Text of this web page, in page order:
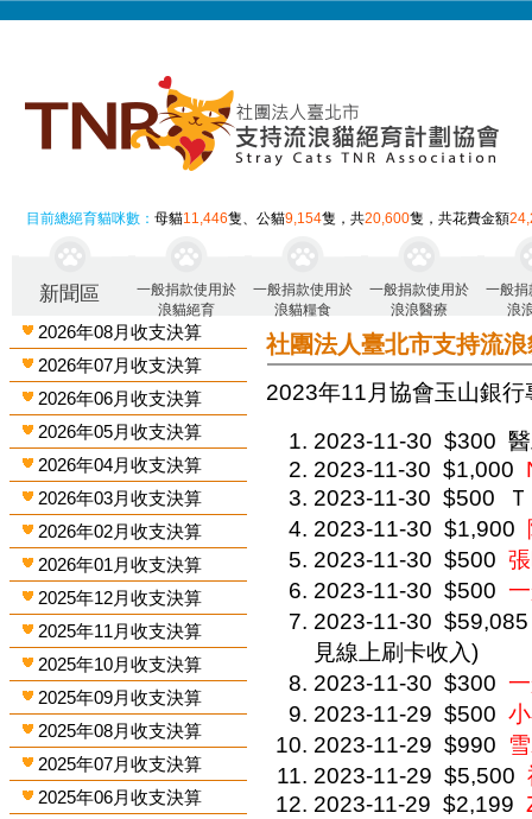
目前總絕育貓咪數：母貓11,446隻、公貓9,154隻，共20,600隻，共花費金額
新聞區
一般捐款使用於
浪貓絕育
一般捐款使用於
浪貓糧食
一般捐款使用於
浪浪醫療
一般捐
浪
2026年08月收支決算
2026年07月收支決算
2026年06月收支決算
2026年05月收支決算
2026年04月收支決算
2026年03月收支決算
2026年02月收支決算
2026年01月收支決算
2025年12月收支決算
2025年11月收支決算
2025年10月收支決算
2025年09月收支決算
2025年08月收支決算
2025年07月收支決算
2025年06月收支決算
社團法人臺北市支持流
2023年11月 協會玉山銀
2023-11-30 $300
2023-11-30 $1,000
2023-11-30 $500
2023-11-30 $1,900
2023-11-30 $500
2023-11-30 $500
2023-11-30 $59,085
見線上刷卡收入)
2023-11-30 $300
2023-11-29 $500
2023-11-29 $990
2023-11-29 $5,500
2023-11-29 $2,199